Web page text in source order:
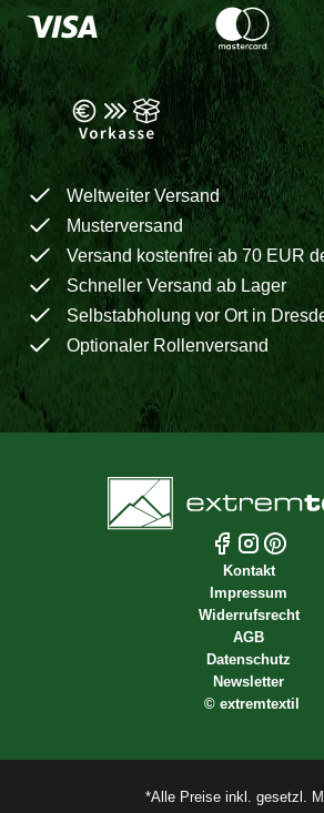
Weltweiter Versand
Musterversand
Versand kostenfrei ab 70 EUR
Schneller Versand ab Lager
Selbstabholung vor Ort in
Optionaler Rollenversand
Kontakt
Impressum
Widerrufsrecht
AGB
Datenschutz
Newsletter
© extremtextil
*Alle Preise inkl. gesetzl.